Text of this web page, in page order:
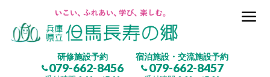
研修施設予約
079-662-8456
宿泊施設・交流施設予約
079-662-8457
但馬長寿の郷とは
(研修施設)